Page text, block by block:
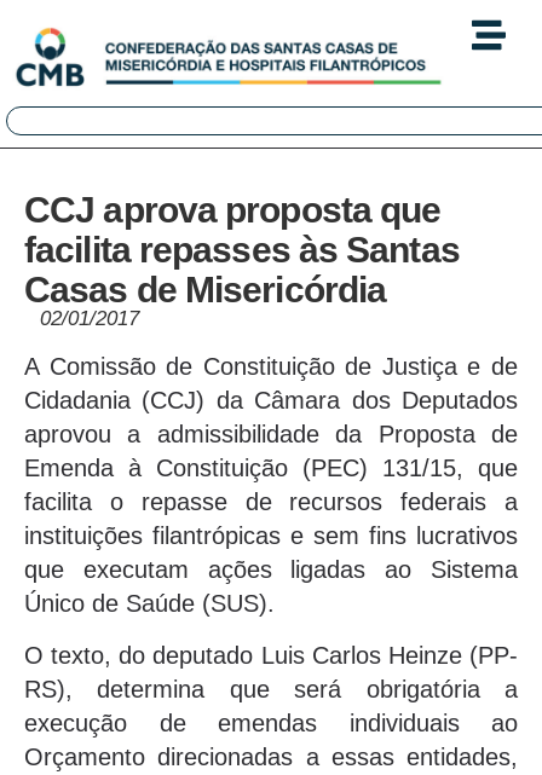
CCJ aprova proposta que
facilita repasses às Santas
Casas de Misericórdia
02/01/2017
A Comissão de Constituição de Justiça e de
Cidadania (CCJ) da Câmara dos Deputados
aprovou a admissibilidade da Proposta de
Emenda à Constituição (PEC) 131/15, que
facilita o repasse de recursos federais a
instituições filantrópicas e sem fins lucrativos
que executam ações ligadas ao Sistema
Único de Saúde (SUS).
O texto, do deputado Luis Carlos Heinze (PP-
RS), determina que será obrigatória a
execução de emendas individuais ao
Orçamento direcionadas a essas entidades,